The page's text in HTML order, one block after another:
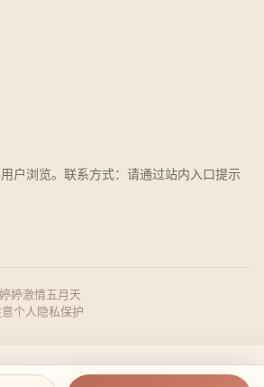
户浏览。联系方式：请通过站内入口提示
婷激情五月天
个人隐私保护